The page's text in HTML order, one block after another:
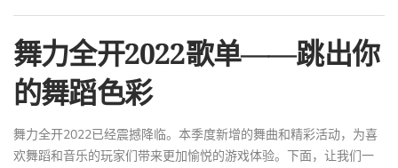
舞力全开2022歌单——跳出你
的舞蹈色彩
舞力全开2022已经震撼降临。本季度新增的舞曲和精彩活动，为喜
欢舞蹈和音乐的玩家们带来更加愉悦的游戏体验。下面，让我们一